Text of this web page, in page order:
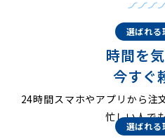
選ばれる
時間を
今すぐ
24時間スマホやアプリから注
忙しい人で
選ばれる